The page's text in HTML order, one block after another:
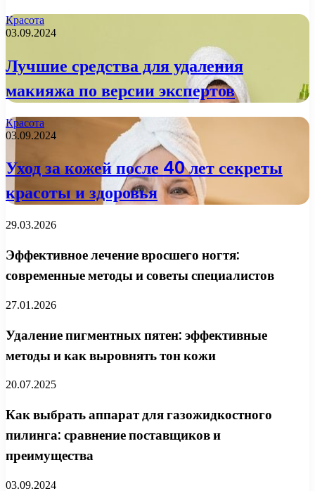
Красота
03.09.2024
Лучшие средства для удаления
макияжа по версии экспертов
Красота
03.09.2024
Уход за кожей после 40 лет секреты
красоты и здоровья
29.03.2026
Эффективное лечение вросшего ногтя:
современные методы и советы специалистов
27.01.2026
Удаление пигментных пятен: эффективные
методы и как выровнять тон кожи
20.07.2025
Как выбрать аппарат для газожидкостного
пилинга: сравнение поставщиков и
преимущества
03.09.2024